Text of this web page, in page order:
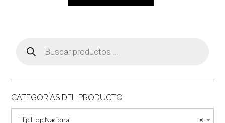
productos
CATEGORÍAS DEL PRODUCTO
×
Hip Hop Nacional